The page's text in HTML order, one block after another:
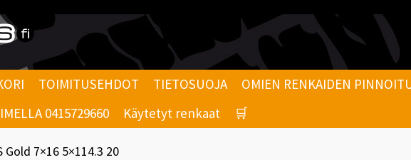
TOIMITUSEHDOT TIETOSUOJA
OMIEN RENKAIDEN
0415729660 Käytetyt renkaat 🛒
Gold 7×16 5×114.3 20